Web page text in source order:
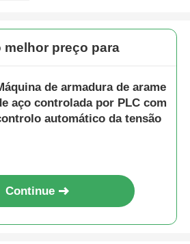
melhor preço para
de armadura de arame
aço controlada por PLC com
automático da tensão
Continue